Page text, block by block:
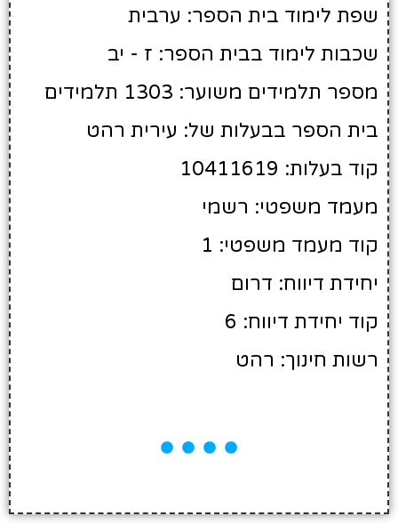
שפת לימוד בית הספר: ערבית
שכבות לימוד בבית הספר: ז - יב
מספר תלמידים משוער: 1303 תלמידים
בית הספר בבעלות של: עירית רהט
קוד בעלות: 10411619
מעמד משפטי: רשמי
קוד מעמד משפטי: 1
יחידת דיווח: דרום
קוד יחידת דיווח: 6
רשות חינוך: רהט